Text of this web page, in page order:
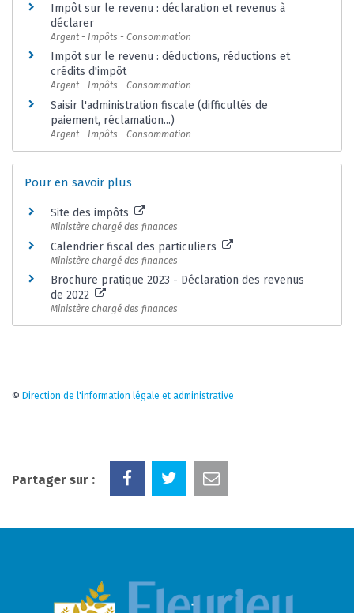
Impôt sur le revenu : déclaration et revenus à
déclarer
Argent - Impôts - Consommation
Impôt sur le revenu : déductions, réductions et
crédits d'impôt
Argent - Impôts - Consommation
Saisir l'administration fiscale (difficultés de
paiement, réclamation...)
Argent - Impôts - Consommation
Pour en savoir plus
Site des impôts
Ministère chargé des finances
Calendrier fiscal des particuliers
Ministère chargé des finances
Brochure pratique 2023 - Déclaration des revenus
de 2022
Ministère chargé des finances
© Direction de l'information légale et administrative
Partager sur :